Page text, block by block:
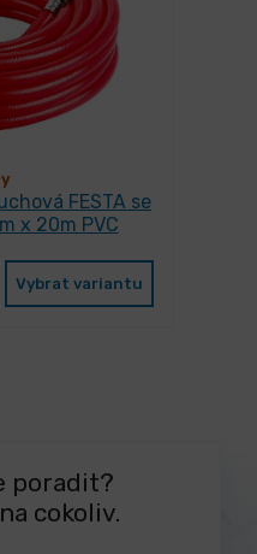
FESTA se
x 20m PVC
Vybrat variantu
poradit?
cokoliv.